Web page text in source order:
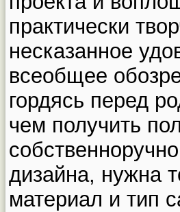
практически
несказанное
всеобщее
гордясь перед
чем получить
дизайна, нужна
материал и тип